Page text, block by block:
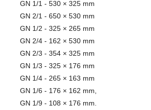
GN 1/1 - 530 × 325 mm
GN 2/1 - 650 × 530 mm
GN 1/2 - 325 × 265 mm
GN 2/4 - 162 × 530 mm
GN 2/3 - 354 × 325 mm
GN 1/3 - 325 × 176 mm
GN 1/4 - 265 × 163 mm
GN 1/6 - 176 × 162 mm,
GN 1/9 - 108 × 176 mm.